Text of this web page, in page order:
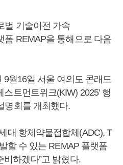
벌 기술이전 가속
폼 REMAP을 통해으로 다음
월16일 서울 여의도 콘래드
트먼트위크(KIW) 2025’ 행
명회를 개최했다.
대 항체약물접합체(ADC), T
할 수 있는 REMAP 플랫폼
비하겠다”고 밝혔다.